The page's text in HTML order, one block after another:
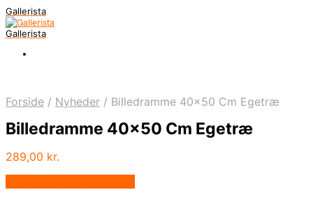
Gallerista
Gallerista
Forside / Nyheder / Billedramme 40×50 Cm Egetræ
Billedramme 40×50 Cm Egetræ
289,00 kr.